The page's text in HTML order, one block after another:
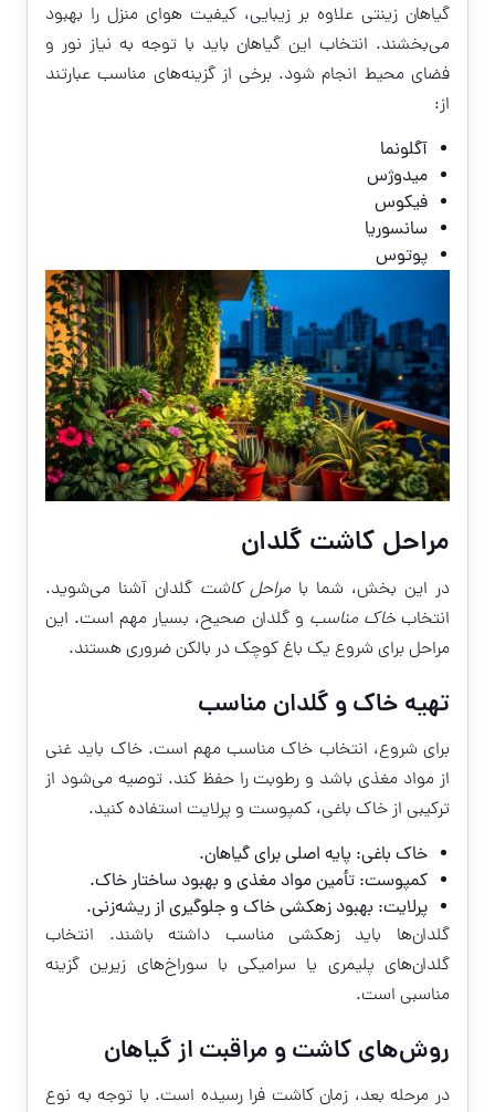
گیاهان زینتی علاوه بر زیبایی، کیفیت هوای منزل را بهبود
می‌بخشند. انتخاب این گیاهان باید با توجه به نیاز نور و
فضای محیط انجام شود. برخی از گزینه‌های مناسب عبارتند
از:
آگلونما
میدوژس
فیکوس
سانسوریا
پوتوس
مراحل کاشت گلدان
در این بخش، شما با مراحل کاشت گلدان آشنا می‌شوید.
انتخابخاک مناسب و گلدان صحیح، بسیار مهم است. این
مراحل برای شروع یک باغ کوچک در بالکن ضروری هستند.
تهیه خاک و گلدان مناسب
برای شروع، انتخاب خاک مناسب مهم است. خاک باید غنی
از مواد مغذی باشد و رطوبت را حفظ کند. توصیه می‌شود از
ترکیبی از خاک باغی، کمپوست و پرلایت استفاده کنید.
خاک باغی: پایه اصلی برای گیاهان.
کمپوست: تأمین مواد مغذی و بهبود ساختار خاک.
پرلایت: بهبود زهکشی خاک و جلوگیری از ریشه‌زنی.
گلدان‌ها باید زهکشی مناسب داشته باشند. انتخاب
گلدان‌های پلیمری یا سرامیکی با سوراخ‌های زیرین گزینه
مناسبی است.
روش‌های کاشت و مراقبت از گیاهان
در مرحله بعد، زمان کاشت فرا رسیده است. با توجه به نوع